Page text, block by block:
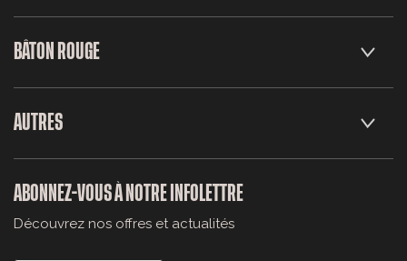
BÂTON ROUGE
AUTRES
ABONNEZ-VOUS À NOTRE INFOLETTRE
Découvrez nos offres et actualités